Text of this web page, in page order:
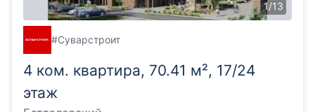
1/13
4 ком. квартира, 70.41 м², 17/24
этаж
#Суварстроит